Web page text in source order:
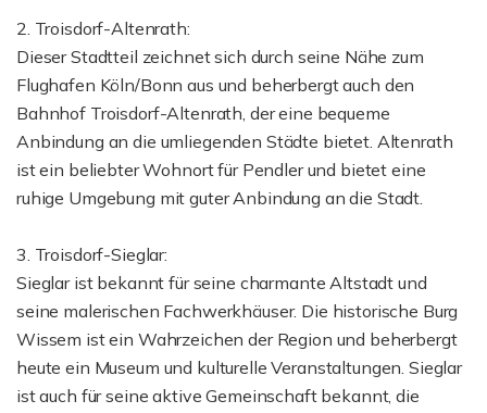
2. Troisdorf-Altenrath:
Dieser Stadtteil zeichnet sich durch seine Nähe zum
Flughafen Köln/Bonn aus und beherbergt auch den
Bahnhof Troisdorf-Altenrath, der eine bequeme
Anbindung an die umliegenden Städte bietet. Altenrath
ist ein beliebter Wohnort für Pendler und bietet eine
ruhige Umgebung mit guter Anbindung an die Stadt.
3. Troisdorf-Sieglar:
Sieglar ist bekannt für seine charmante Altstadt und
seine malerischen Fachwerkhäuser. Die historische Burg
Wissem ist ein Wahrzeichen der Region und beherbergt
heute ein Museum und kulturelle Veranstaltungen. Sieglar
ist auch für seine aktive Gemeinschaft bekannt, die